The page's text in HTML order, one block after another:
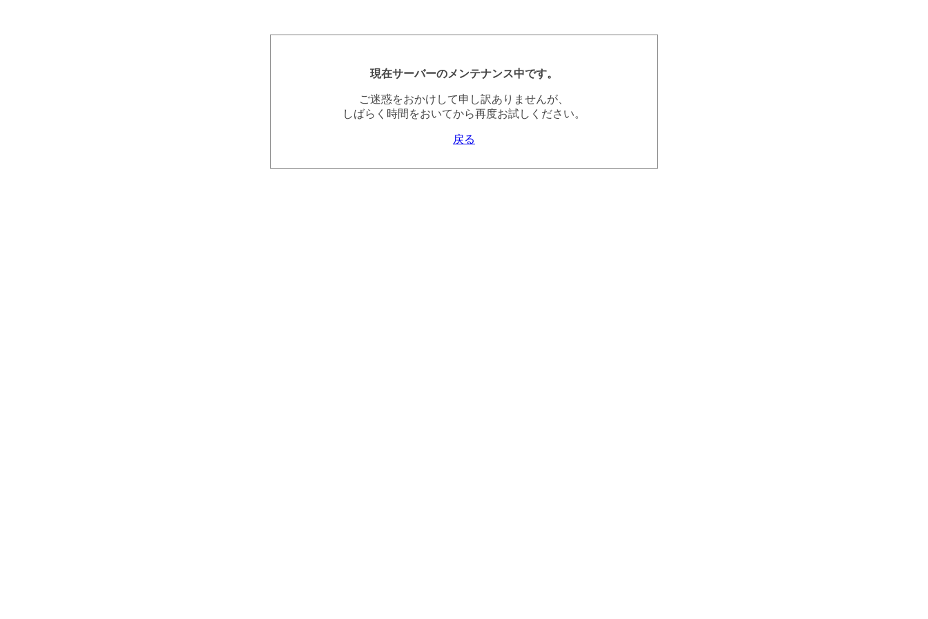
現在サーバーのメンテナンス中です。
ご迷惑をおかけして申し訳ありませんが、
しばらく時間をおいてから再度お試しください。
戻る